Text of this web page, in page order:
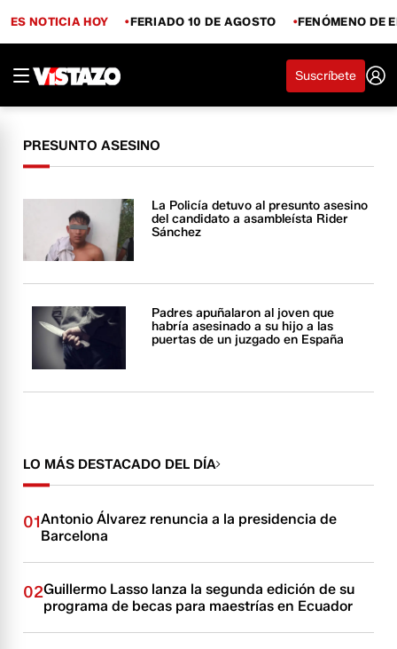
ES NOTICIA HOY FERIADO 10 DE AGOSTO FENÓMENO DE
Suscríbete
PRESUNTO ASESINO
La Policía detuvo al presunto asesino
del candidato a asambleísta Rider
Sánchez
Padres apuñalaron al joven que
habría asesinado a su hijo a las
puertas de un juzgado en España
LO MÁS DESTACADO DEL DÍA
01Antonio Álvarez renuncia a la presidencia de
Barcelona
02Guillermo Lasso lanza la segunda edición de su
programa de becas para maestrías en Ecuador